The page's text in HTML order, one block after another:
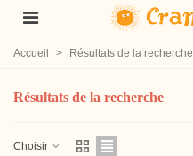
Accueil > Résultats de la recherche
Résultats de la recherche
Choisir